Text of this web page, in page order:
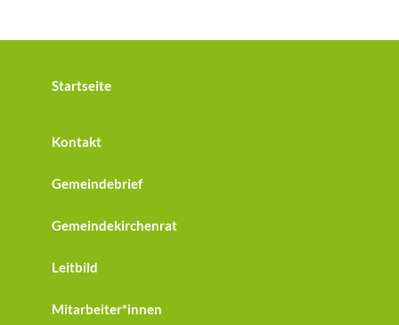
Startseite
Kontakt
Gemeindebrief
Gemeindekirchenrat
Leitbild
Mitarbeiter*innen